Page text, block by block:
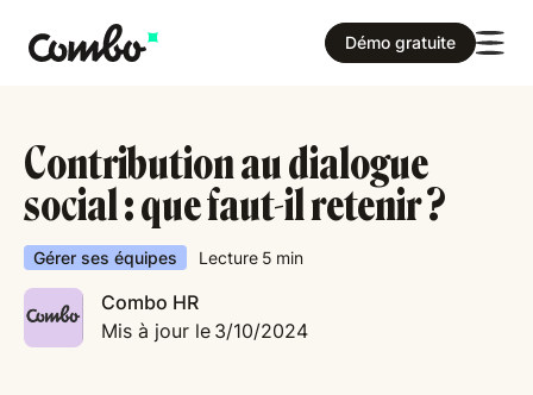
Démo gratuite
Contribution au dialogue
social : que faut-il retenir ?
Gérer ses équipes Lecture 5 min
Combo HR
Mis à jour le 3/10/2024